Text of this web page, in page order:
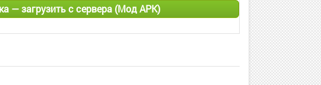
— загрузить с сервера (Мод APK)